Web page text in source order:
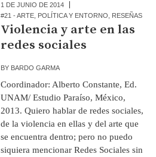
1 DE JUNIO DE 2014
#21 - ARTE POLÍTICA Y ENTORNO RESEÑAS
Violencia y arte en las
redes sociales
BY BARDO GARMA
Coordinador: Alberto Constante, Ed.
UNAM/ Estudio Paraíso, México,
2013. Quiero hablar de redes sociales,
de la violencia en ellas y del arte que
se encuentra dentro; pero no puedo
siquiera mencionar Redes Sociales sin